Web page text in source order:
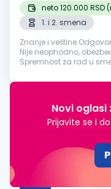
neto 120.000 RSD
1. i 2. smena
Znanje i veštine Odgovornost Preciznost Brzina Radno iskustvo
Nije neophodno, obezbeđena
Spremnost za rad u smenama
radnog mesta Vodov...
Novi oglasi
Prijavite se i